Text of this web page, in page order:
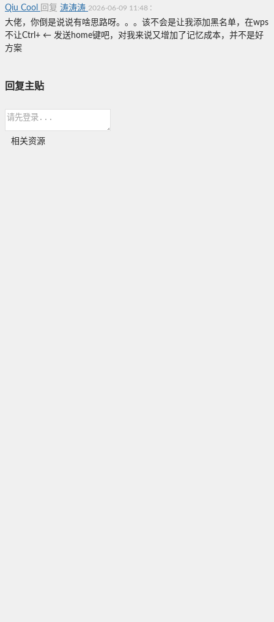
Qiu Cool 回复 涛涛涛 2026-06-09 11:48 :
大佬，你倒是说说有啥思路呀。。。该不会是让我添加黑名单，在wps
不让Ctrl+ ← 发送home键吧，对我来说又增加了记忆成本，并不是好
方案
回复主贴
相关资源